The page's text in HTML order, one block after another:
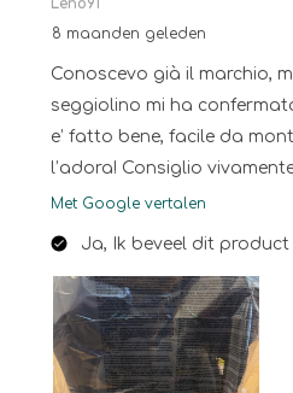
Leno91
8 maanden geleden
Conoscevo già il marchio,
seggiolino mi ha
e’ fatto bene, facile da
l’adora! Consiglio
Met Google vertalen
Ja, Ik beveel dit product